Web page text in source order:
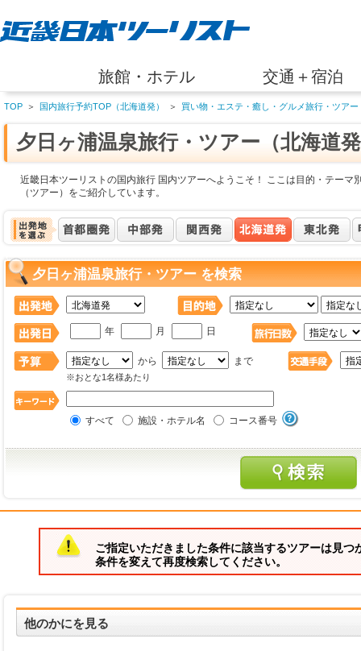
旅館・ホテル 交通＋宿泊
TOP ＞ 国内旅行予約TOP（北海道発） ＞ 買い物・エステ・癒し・グルメ旅行・ツアー
夕日ヶ浦温泉旅行・ツアー（北海道
近畿日本ツーリストの国内旅行 国内ツアーへようこそ！ ここは目的・テーマ
（ツアー）をご紹介しています。
夕日ヶ浦温泉旅行・ツアー を検索
年 月 日
から まで
※おとな1名様あたり
すべて 施設・ホテル名 コース番号
ご指定いただきました条件に該当するツアーは見つ
条件を変えて再度検索してください。
他のかにを見る